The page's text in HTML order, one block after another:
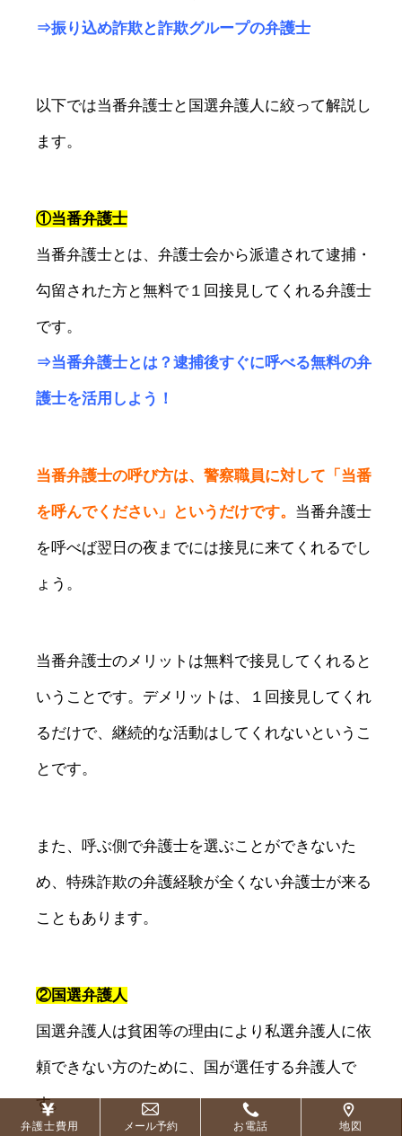
⇒振り込め詐欺と詐欺グループの弁護士
以下では当番弁護士と国選弁護人に絞って解説し
ます。
①当番弁護士
当番弁護士とは、弁護士会から派遣されて逮捕・
勾留された方と無料で１回接見してくれる弁護士
です。
⇒当番弁護士とは？逮捕後すぐに呼べる無料の弁
護士を活用しよう！
当番弁護士の呼び方は、警察職員に対して「当番
を呼んでください」というだけです。 当番弁護士
を呼べば翌日の夜までには接見に来てくれるでし
ょう。
当番弁護士のメリットは無料で接見してくれると
いうことです。デメリットは、１回接見してくれ
るだけで、継続的な活動はしてくれないというこ
とです。
また、呼ぶ側で弁護士を選ぶことができないた
め、特殊詐欺の弁護経験が全くない弁護士が来る
こともあります。
②国選弁護人
国選弁護人は貧困等の理由により私選弁護人に依
頼できない方のために、国が選任する弁護人で
す。
弁護士費用 メール予約 お電話 地図